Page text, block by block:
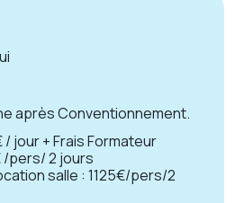
après Conventionnement.
/ jour + Frais Formateur
/pers/ 2 jours
salle : 1125€/pers/2